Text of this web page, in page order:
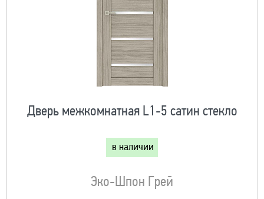
Дверь межкомнатная L1-5 сатин стекло
в наличии
Эко-Шпон Грей